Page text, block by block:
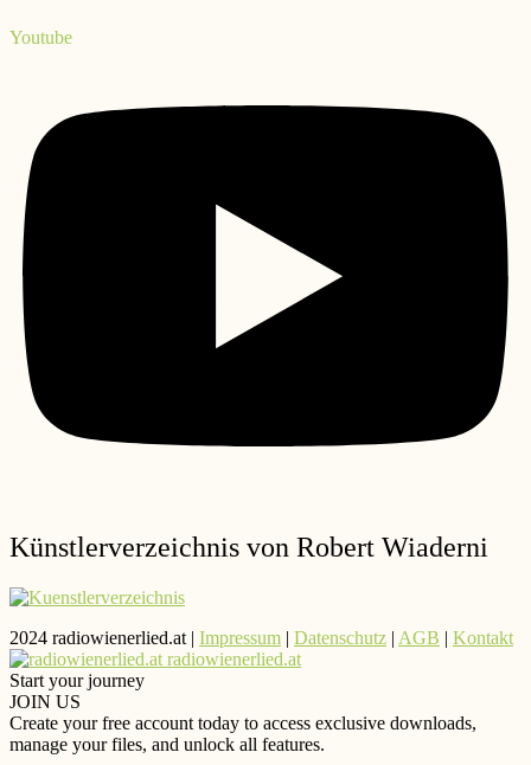
Youtube
Künstlerverzeichnis von Robert Wiaderni
2024 radiowienerlied.at | Impressum | Datenschutz | AGB | Kontakt
radiowienerlied.at
Start your journey
JOIN US
Create your free account today to access exclusive downloads,
manage your files, and unlock all features.